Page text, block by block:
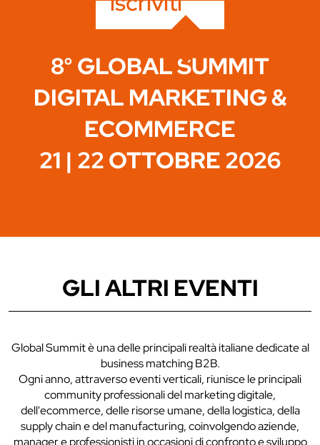
8° GLOBAL SUMMIT
DIGITAL MARKETING &
ECOMMERCE
21 | 22 OTTOBRE 2026
GLI ALTRI EVENTI
Global Summit è una delle principali realtà italiane dedicate al
business matching B2B.
Ogni anno, attraverso eventi verticali, riunisce le principali
community professionali del marketing digitale,
dell'ecommerce, delle risorse umane, della logistica, della
supply chain e del manufacturing, coinvolgendo aziende,
manager e professionisti in occasioni di confronto e sviluppo